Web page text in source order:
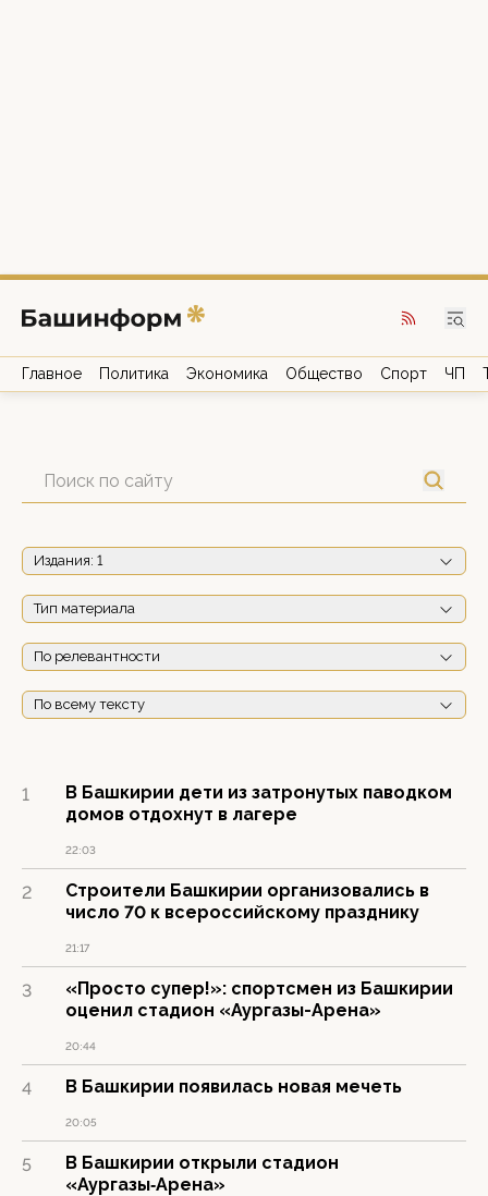
Главное Политика Экономика Общество Спорт ЧП
Издания: 1
Тип материала
По релевантности
По всему тексту
1
В Башкирии дети из затронутых паводком
домов отдохнут в лагере
22:03
2
Строители Башкирии организовались в
число 70 к всероссийскому празднику
21:17
3
«Просто супер!»: спортсмен из Башкирии
оценил стадион «Аургазы-Арена»
20:44
4 В Башкирии появилась новая мечеть
20:05
5
В Башкирии открыли стадион
«Аургазы‑Арена»